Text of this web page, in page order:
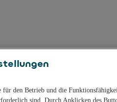
für den Betrieb und die
sind. Durch Anklicken des